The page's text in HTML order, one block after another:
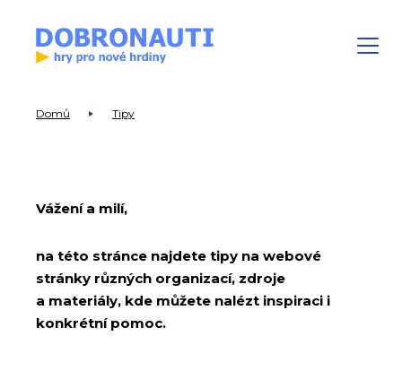
Domů Tipy
Vážení a milí,
na této stránce najdete tipy na webové
stránky různých organizací, zdroje
a materiály, kde můžete nalézt inspiraci i
konkrétní pomoc.